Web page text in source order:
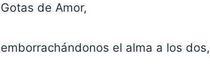
Gotas de Amor,
emborrachándonos el alma a los dos,